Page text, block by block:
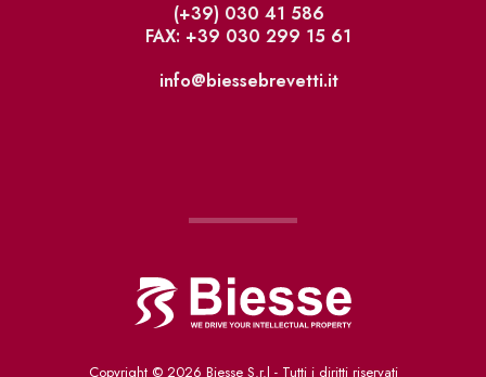
(+39) 030 41 586
FAX: +39 030 299 15 61
info@biessebrevetti.it
Copyright © 2026 Biesse S.r.l - Tutti i diritti riservati